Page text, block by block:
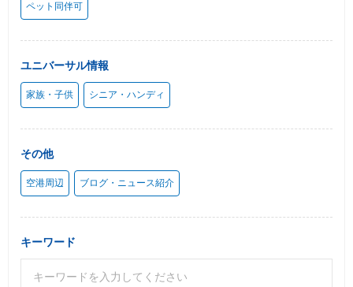
ペット同伴可
ユニバーサル情報
家族・子供 シニア・ハンディ
その他
空港周辺 ブログ・ニュース紹介
キーワード